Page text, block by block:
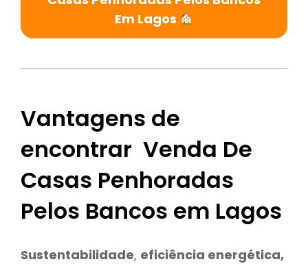
Em Lagos
Vantagens de
encontrar Venda De
Casas Penhoradas
Pelos Bancos em Lagos
Sustentabilidade, eficiência energética,